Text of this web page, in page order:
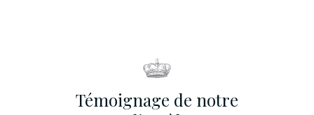
Témoignage de notre